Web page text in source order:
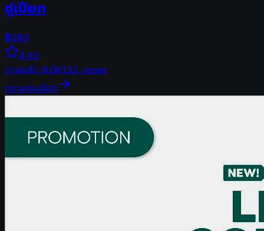
ชู่เปียก
฿280
4.93
ขายแล้ว8.0K132views
ดูรายละเอียด